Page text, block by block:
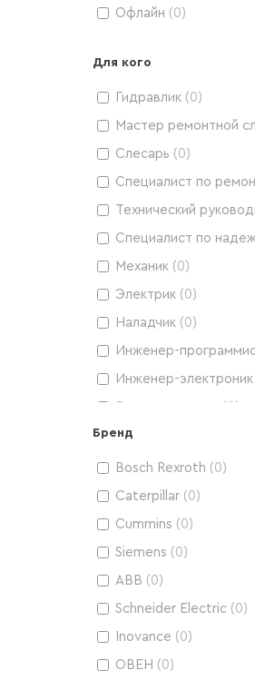
Контроллеры Allen-
SIEMENS SIMATIC
Станки с ЧПУ ( 0 )
Горное оборудование
Промышленные
КИПиА (0)
Электроэнергетика (
Schneider Electric.
Schneider Electric.
Релейная защита и
энергетических
Schneider Electric.
РЗиА и АСУ ЭТО
НТЦ
Энергосбережение
Теплоэнергетика
Мобильная
Эффективность и
систем
)
Оборудование REGUL
Управленческие
Офлайн ( 0 )
Для кого
Гидравлик ( 0 )
Мастер ремонтной
Слесарь ( 0 )
Специалист по
Технический
Специалист по
Механик ( 0 )
Электрик ( 0 )
Наладчик ( 0 )
Инженер-
Инженер-электроник
Электромеханик
Руководители (0)
Бренд
Bosch Rexroth ( 0 )
Caterpillar ( 0 )
Cummins ( 0 )
Siemens ( 0 )
ABB ( 0 )
Schneider Electric ( 0 )
Inovance ( 0 )
ОВЕН ( 0 )